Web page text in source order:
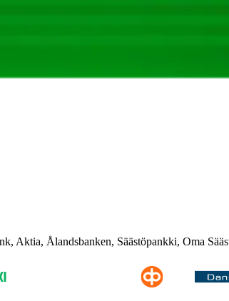
Aktia, Ålandsbanken, Säästöpankki, Oma